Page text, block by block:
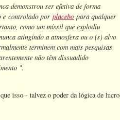
demonstrou ser efetiva de forma
e controlado por placebo para qualquer
como um míssil que explodiu
atingindo a atmosfera ou o (s) alvo
terminem com mais pesquisas
não têm dissuadido
".
isso - talvez o poder da lógica de